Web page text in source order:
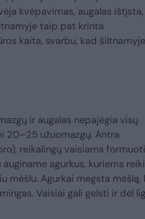
kvėpavimas, augalas ištįsta,
taip pat krinta
kaita, svarbu, kad
ir augalas nepajėgia visų
20–25 užuomazgų. Antra
reikalingų vaisiams
agurkus, kuriems
mėšlu. Agurkai mėgsta mėšlą,
Vaisiai gali gelsti ir dėl